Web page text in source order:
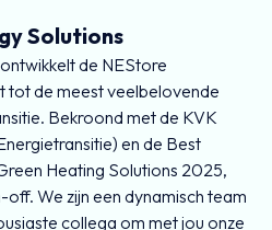
Solutions
de NEStore
de meest veelbelovende
Bekroond met de KVK
en de Best
Heating Solutions 2025,
We zijn een dynamisch team
collega om met jou onze